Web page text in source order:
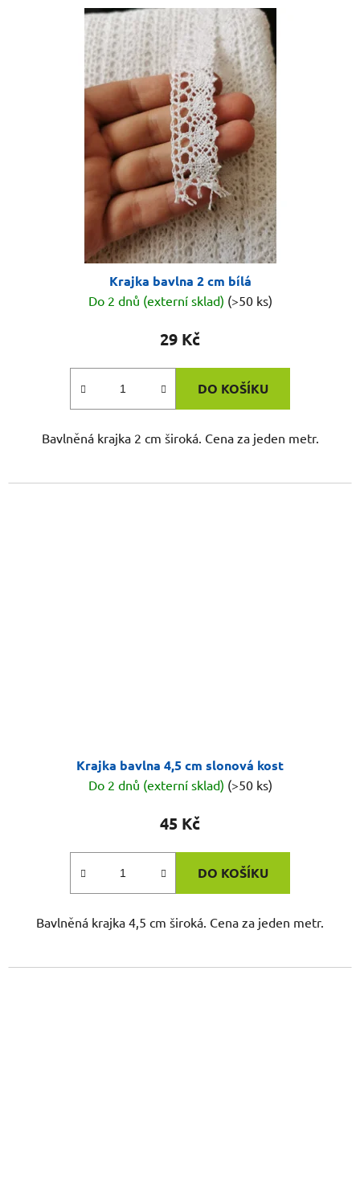
Krajka bavlna 2 cm bílá
Do 2 dnů (externí sklad) (>50 ks)
29 Kč
DO KOŠÍKU
Bavlněná krajka 2 cm široká. Cena za jeden metr.
Krajka bavlna 4,5 cm slonová kost
Do 2 dnů (externí sklad) (>50 ks)
45 Kč
DO KOŠÍKU
Bavlněná krajka 4,5 cm široká. Cena za jeden metr.